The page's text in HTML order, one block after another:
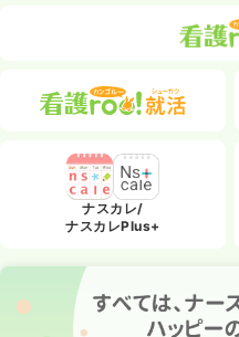
ナスカレ/
ナスカレPlus+